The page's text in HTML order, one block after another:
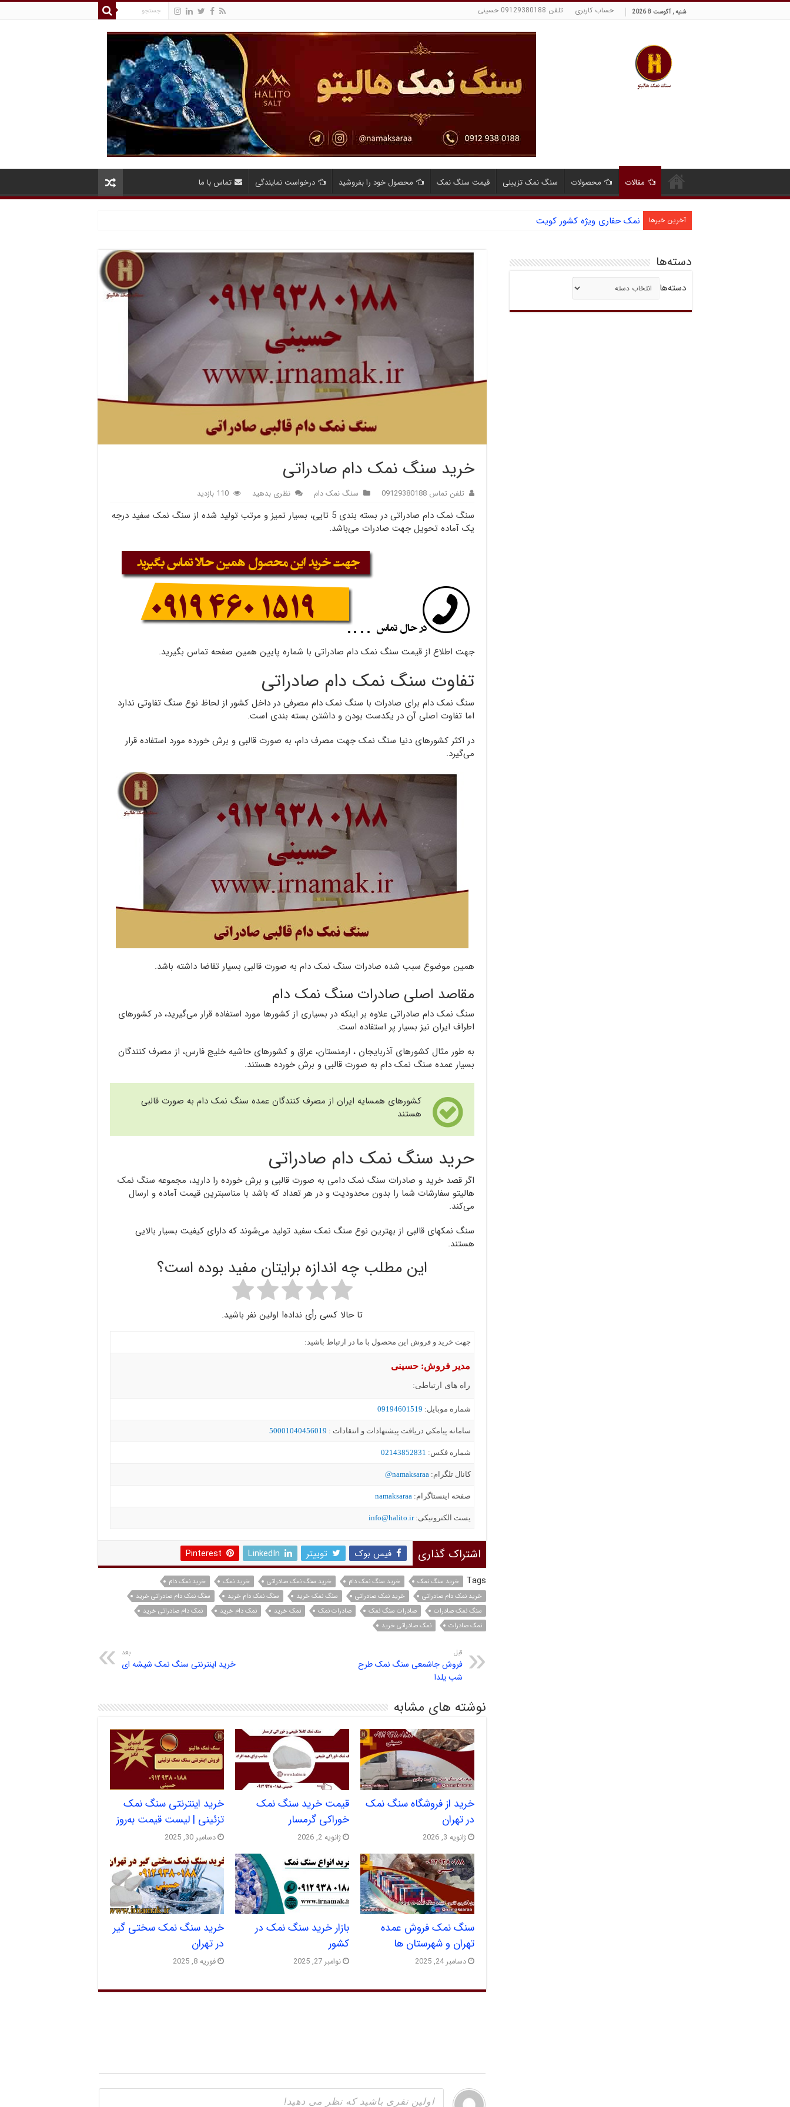
شنبه , آگوست 8 2026 حساب کاربری تلفن 09129380188 حسینی
مقالات محصولات سنگ نمک تزیینی قیمت سنگ نمک محصول خود را بفروشید درخواست نمایندگی تماس با ما
آخرین خبرها نمک حفاری ویژه کشور کویت
آشنایی با نمک دانه شکری و مزایای صادرات نمک صنعتی
خرید سنگ نمک دام صادراتی
تلفن تماس 09129380188 سنگ نمک دام نظری بدهید 110 بازدید
سنگ نمک دام صادراتی در بسته بندی 5 تایی، بسیار تمیز و مرتب تولید شده از سنگ نمک سفید درجه
یک آماده تحویل جهت صادرات می‌باشد.
جهت اطلاع از قیمت سنگ نمک دام صادراتی با شماره پایین همین صفحه تماس بگیرید.
تفاوت سنگ نمک دام صادراتی
سنگ نمک دام برای صادرات با سنگ نمک دام مصرفی در داخل کشور از لحاظ نوع سنگ تفاوتی ندارد
اما تفاوت اصلی آن در یکدست بودن و داشتن بسته بندی است.
در اکثر کشورهای دنیا سنگ نمک جهت مصرف دام، به صورت قالبی و برش خورده مورد استفاده قرار
می‌گیرد.
همین موضوع سبب شده صادرات سنگ نمک دام به صورت قالبی بسیار تقاضا داشته باشد.
مقاصد اصلی صادرات سنگ نمک دام
سنگ نمک دام صادراتی علاوه بر اینکه در بسیاری از کشورها مورد استفاده قرار می‌گیرید، در کشورهای
اطراف ایران نیز بسیار پر استفاده است.
به طور مثال کشورهای آذربایجان ، ارمنستان، عراق و کشورهای حاشیه خلیج فارس، از مصرف کنندگان
بسیار عمده سنگ نمک دام به صورت قالبی و برش خورده هستند.
کشورهای همسایه ایران از مصرف کنندگان عمده سنگ نمک دام به صورت قالبی
هستند
حرید سنگ نمک دام صادراتی
اگر قصد خرید و صادرات سنگ نمک دامی به صورت قالبی و برش خورده را دارید، مجموعه سنگ نمک
هالیتو سفارشات شما را بدون محدودیت و در هر تعداد که باشد با مناسبترین قیمت آماده و ارسال
می‌کند.
سنگ نمکهای قالبی از بهترین نوع سنگ نمک سفید تولید می‌شوند که دارای کیفیت بسیار بالایی
هستند.
این مطلب چه اندازه برایتان مفید بوده است؟
تا حالا کسی رأی نداده! اولین نفر باشید.
جهت خرید و فروش این محصول با ما در ارتباط باشید:
مدیر فروش: حسینی
راه های ارتباطی:
شماره موبايل: 09194601519
سامانه پيامکي دریافت پیشنهادات و انتقادات : 50001040456019
شماره فکس: 02143852831
کانال تلگرام: namaksaraa@
صفحه اینستاگرام: namaksaraa
یست الکترونیکی:info@halito.ir
اشتراک گذاری فیس بوک توییتر LinkedIn
Pinterest
Tags
خرید سنگ نمک خرید سنگ نمک دام خرید سنگ نمک صادراتی خرید نمک
خرید نمک دام
خرید نمک دام صادراتی
خرید نمک صادراتی سنگ نمک خرید سنگ نمک دام خرید
سنگ نمک دام صادراتی خرید
سنگ نمک صادرات
صادرات سنگ نمک صادرات نمک نمک خرید نمک دام خرید
نمک دام صادراتی خرید
نمک صادرات
نمک صادراتی خرید
قبل
فروش جاشمعی سنگ نمک طرح
شب یلدا
بعد
خرید اینترنتی سنگ نمک شیشه ای
نوشته های مشابه
خرید از فروشگاه سنگ نمک
در تهران
ژانویه 3, 2026
قیمت خرید سنگ نمک
خوراکی گرمسار
ژانویه 2, 2026
خرید اینترنتی سنگ نمک
تزئینی | لیست قیمت به‌روز
دسامبر 30, 2025
سنگ نمک فروش عمده
تهران و شهرستان ها
دسامبر 24, 2025
بازار خرید سنگ نمک در
کشور
نوامبر 27, 2025
خرید سنگ نمک سختی گیر
در تهران
فوریه 8, 2025
دسته‌ها
دسته‌ها